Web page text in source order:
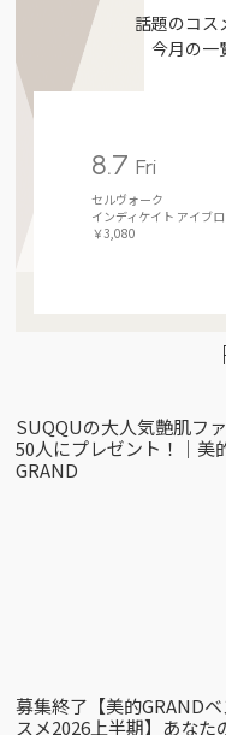
話題のコス
今月の一
8.7Fri
セルヴォーク
インディケイト アイブ
￥3,080
SUQQUの大人気艶肌フ
50人にプレゼント！｜美
GRAND
募集終了【美的GRAND
スメ2026上半期】あなた